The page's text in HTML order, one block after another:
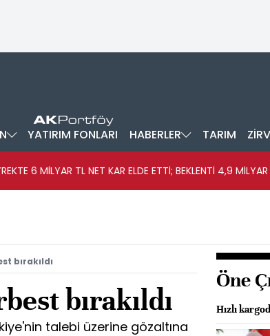
YATIRIM FONLARI HABERLER TARIM
6 MİLYAR TL NET KAR ELDE ETTİ; BEKLENTİ 4,9
bırakıldı
bırakıldı
talebi üzerine gözaltına
Öne
Hızlı